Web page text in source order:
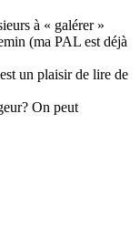
à « galérer »
(ma PAL est déjà
un plaisir de lire de
On peut